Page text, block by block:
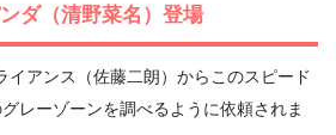
ダ（清野菜名）登場
イアンス（佐藤二朗）からこのスピード
レーゾーンを調べるように依頼されま